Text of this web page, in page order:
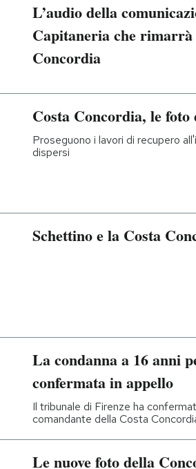
L’audio della
Capitaneria che rimarrà
Concordia
Costa Concordia, le foto
Proseguono i lavori di recupero
dispersi
Schettino e la Costa
La condanna a 16 anni
confermata in appello
Il tribunale di Firenze ha
comandante della Costa
Le nuove foto della